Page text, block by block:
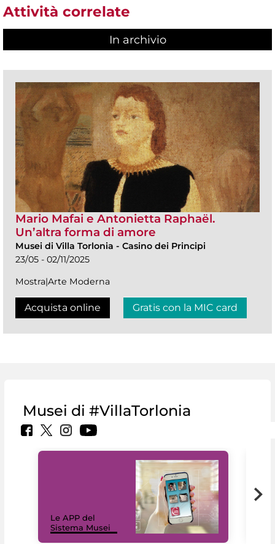
Attività correlate
In archivio
Mario Mafai e Antonietta Raphaël.
Un’altra forma di amore
Musei di Villa Torlonia - Casino dei Principi
23/05 - 02/11/2025
Mostra|Arte Moderna
Acquista online Gratis con la MIC card
Musei di #VillaTorlonia
Le APP del
Sistema Musei